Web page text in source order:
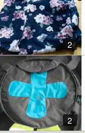
2
2